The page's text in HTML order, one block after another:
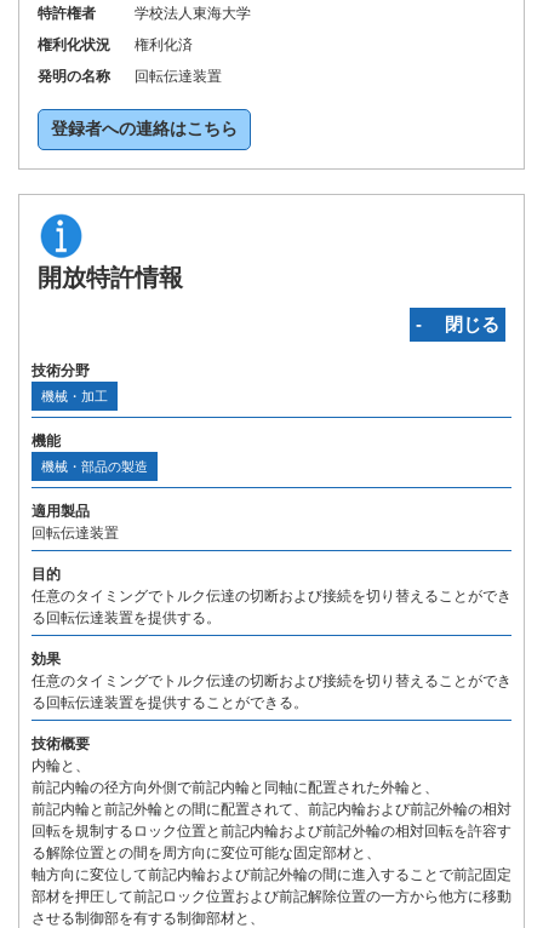
特許権者
学校法人東海大学
権利化状況
権利化済
発明の名称
回転伝達装置
登録者への連絡はこちら
開放特許情報
‐ 閉じる
技術分野
機械・加工
機能
機械・部品の製造
適用製品
回転伝達装置
目的
任意のタイミングでトルク伝達の切断および接続を切り替えることができ
る回転伝達装置を提供する。
効果
任意のタイミングでトルク伝達の切断および接続を切り替えることができ
る回転伝達装置を提供することができる。
技術概要
内輪と、
前記内輪の径方向外側で前記内輪と同軸に配置された外輪と、
前記内輪と前記外輪との間に配置されて、前記内輪および前記外輪の相対
回転を規制するロック位置と前記内輪および前記外輪の相対回転を許容す
る解除位置との間を周方向に変位可能な固定部材と、
軸方向に変位して前記内輪および前記外輪の間に進入することで前記固定
部材を押圧して前記ロック位置および前記解除位置の一方から他方に移動
させる制御部を有する制御部材と、